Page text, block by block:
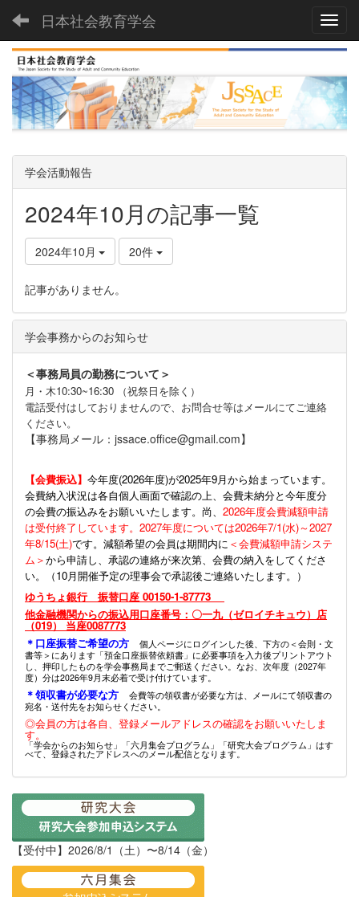
日本社会教育学会
学会活動報告
2024年10月の記事一覧
2024年10月 20件
記事がありません。
学会事務からのお知らせ
＜事務局員の勤務について＞
月・木10:30~16:30 （祝祭日を除く）
電話受付はしておりませんので、お問合せ等はメールにてご連絡
ください。
【事務局メール：jssace.office@gmail.com】
【会費振込】 今年度(2026年度)が2025年9月から始まっています。
会費納入状況は各自個人画面で確認の上、会費未納分と今年度分
の会費の振込みをお願いいたします。尚、 2026年度会費減額申請
は受付終了しています。2027年度については2026年7/1(水)～2027
年8/15(土)です。減額希望の会員は期間内に ＜会費減額申請システ
ム＞から申請し、承認の連絡が来次第、会費の納入をしてくださ
い。（10月開催予定の理事会で承認後ご連絡いたします。）
ゆうちょ銀行 振替口座 00150-1-87773
他金融機関からの振込用口座番号：〇一九（ゼロイチキュウ）店
（019） 当座0087773
＊口座振替ご希望の方
個人ページにログインした後、下方の＜会則・文
書等＞にあります「預金口座振替依頼書」に必要事項を入力後プリントアウト
し、押印したものを学会事務局までご郵送ください。なお、次年度（2027年
度）分は2026年9月末必着で受け付けています。
＊領収書が必要な方
会費等の領収書が必要な方は、メールにて領収書の
宛名・送付先をお知らせください。
◎会員の方は各自、登録メールアドレスの確認をお願いいたしま
す。
「学会からのお知らせ」「六月集会プログラム」「研究大会プログラム」はす
べて、登録されたアドレスへのメール配信となります。
【受付中】2026/8/1（土）〜8/14（金）